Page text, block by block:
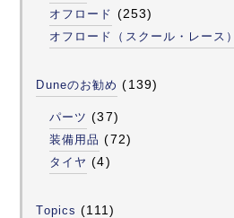
オフロード (253)
オフロード（スクール・レース）
Duneのお勧め (139)
パーツ (37)
装備用品 (72)
タイヤ (4)
Topics (111)